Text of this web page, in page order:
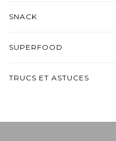
SNACK
SUPERFOOD
TRUCS ET ASTUCES